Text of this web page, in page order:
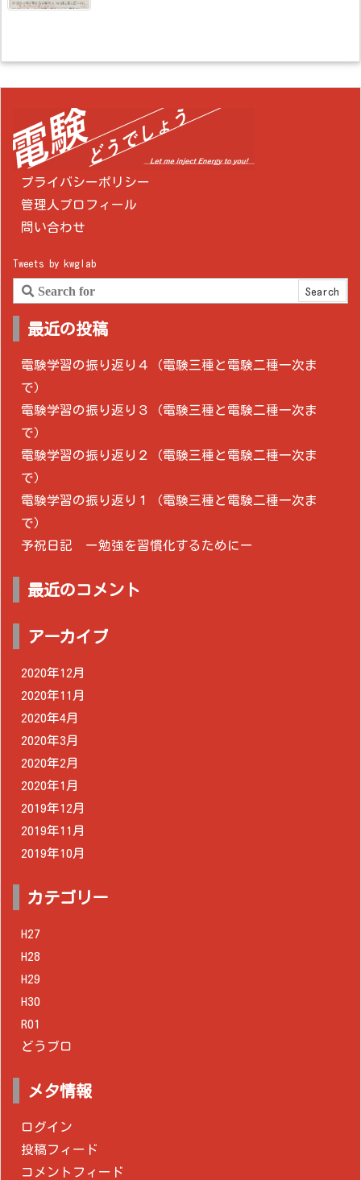
プライバシーポリシー
管理人プロフィール
問い合わせ
Tweets by kwglab
最近の投稿
電験学習の振り返り４（電験三種と電験二種一次ま
で）
電験学習の振り返り３（電験三種と電験二種一次ま
で）
電験学習の振り返り２（電験三種と電験二種一次ま
で）
電験学習の振り返り１（電験三種と電験二種一次ま
で）
予祝日記 ー勉強を習慣化するためにー
最近のコメント
アーカイブ
2020年12月
2020年11月
2020年4月
2020年3月
2020年2月
2020年1月
2019年12月
2019年11月
2019年10月
カテゴリー
H27
H28
H29
H30
R01
どうブロ
メタ情報
ログイン
投稿フィード
コメントフィード